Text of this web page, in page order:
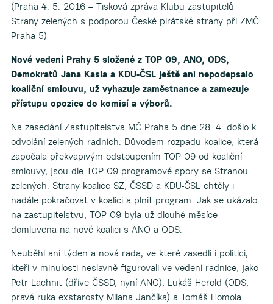
(Praha 4. 5. 2016 – Tisková zpráva Klubu zastupitelů
Strany zelených s podporou České pirátské strany při ZMČ
Praha 5)
Nové vedení Prahy 5 složené z TOP 09, ANO, ODS,
Demokratů Jana Kasla a KDU-ČSL ještě ani nepodepsalo
koaliční smlouvu, už vyhazuje zaměstnance a zamezuje
přístupu opozice do komisí a výborů.
Na zasedání Zastupitelstva MČ Praha 5 dne 28. 4. došlo k
odvolání zelených radních. Důvodem rozpadu koalice, která
započala překvapivým odstoupením TOP 09 od koaliční
smlouvy, jsou dle TOP 09 programové spory se Stranou
zelených. Strany koalice SZ, ČSSD a KDU-ČSL chtěly i
nadále pokračovat v koalici a plnit program. Jak se ukázalo
na zastupitelstvu, TOP 09 byla už dlouhé měsíce
domluvena na nové koalici s ANO a ODS.
Neuběhl ani týden a nová rada, ve které zasedli i politici,
kteří v minulosti neslavně figurovali ve vedení radnice, jako
Petr Lachnit (dříve ČSSD, nyní ANO), Lukáš Herold (ODS,
pravá ruka exstarosty Milana Jančíka) a Tomáš Homola